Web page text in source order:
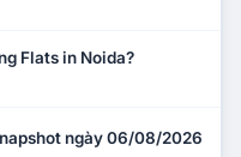
Flats in Noida?
ngày 06/08/2026